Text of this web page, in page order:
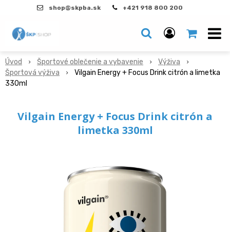
shop@skpba.sk +421 918 800 200
Úvod Športové oblečenie a vybavenie
Výživa
Športová výživa
Vilgain Energy + Focus Drink citrón a limetka
330ml
Vilgain Energy + Focus Drink citrón a
limetka 330ml